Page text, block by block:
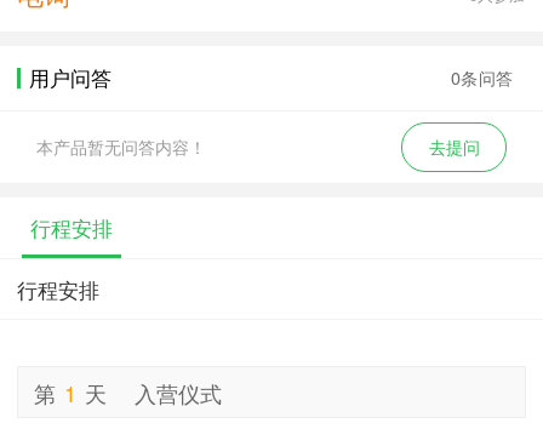
用户问答 0条问答
本产品暂无问答内容！ 去提问
行程安排
行程安排
第 1 天 入营仪式